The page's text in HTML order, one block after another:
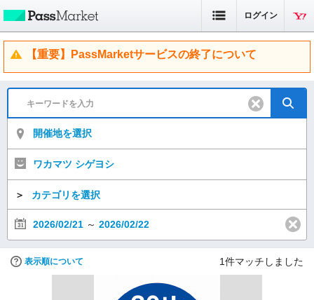
ログイン
【重要】PassMarketサービスの終了について
開催地を選択
ワカマツ シゲヨシ
＞ カテゴリを選択
2026/02/21 ～ 2026/02/22
表示順について 1件マッチしました